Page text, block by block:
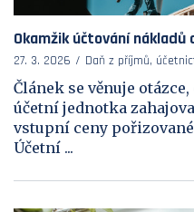
Okamžik účtování
27. 3. 2026 Daň z příjmů,
Článek se věnuje
účetní jednotka
vstupní ceny
Účetní ...